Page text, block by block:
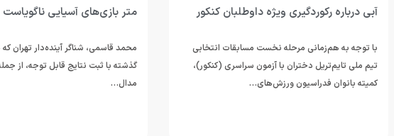
متر بازی‌های آسیایی ناگویاست
محمد قاسمی، شناگر آینده‌دار تهران که در یک سال
گذشته با ثبت نتایج قابل توجه، از جمله کسب دو
مدال…
در تایلند موفق بود؟
مربی تیم ملی شنای ایران عملکرد
همراه شد…